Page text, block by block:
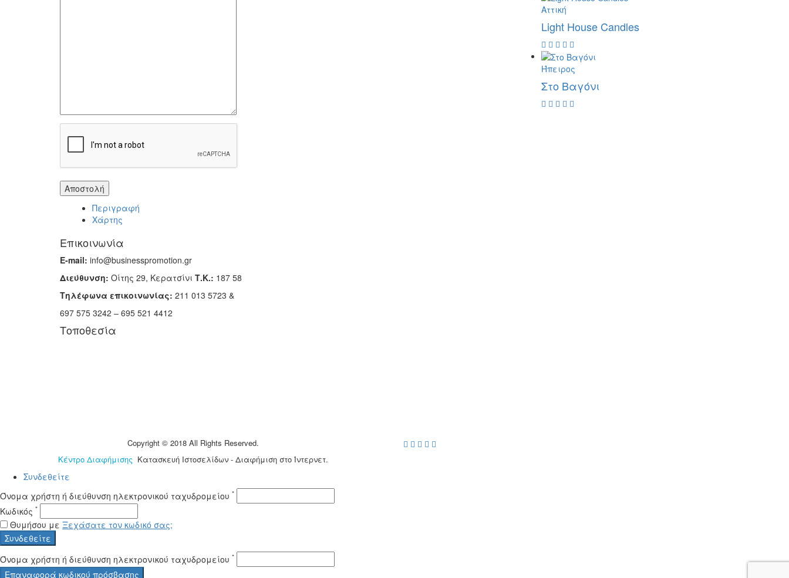
Περιγραφή
Χάρτης
Αττική
Light House Candles
Ήπειρος
Στο Βαγόνι
Επικοινωνία
E-mail: info@businesspromotion.gr
Διεύθυνση: Οίτης 29, Κερατσίνι Τ.Κ.: 187 58
Τηλέφωνα επικοινωνίας: 211 013 5723 &
697 575 3242 – 695 521 4412
Τοποθεσία
Copyright © 2018 All Rights Reserved.
Κέντρο Διαφήμισης Κατασκευή Ιστοσελίδων - Διαφήμιση στο Ίντερνετ.
Συνδεθείτε
Όνομα χρήστη ή διεύθυνση ηλεκτρονικού ταχυδρομείου *
Κωδικός *
Θυμήσου με Ξεχάσατε τον κωδικό σας;
Συνδεθείτε
Όνομα χρήστη ή διεύθυνση ηλεκτρονικού ταχυδρομείου *
Επαναφορά κωδικού πρόσβασης